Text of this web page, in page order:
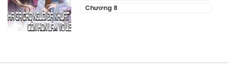
Chương 8
Tháng mười một 11, 2025
Chương 8